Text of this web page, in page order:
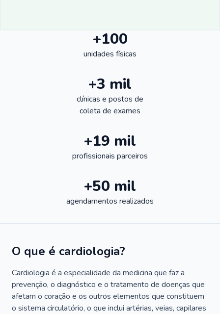
+100
unidades físicas
+3 mil
clínicas e postos de
coleta de exames
+19 mil
profissionais parceiros
+50 mil
agendamentos realizados
O que é cardiologia?
Cardiologia é a especialidade da medicina que faz a
prevenção, o diagnóstico e o tratamento de doenças que
afetam o coração e os outros elementos que constituem
o sistema circulatório, o que inclui artérias, veias, capilares